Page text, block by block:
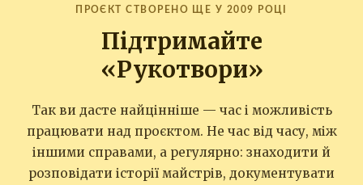
ПРОЄКТ СТВОРЕНО ЩЕ У 2009 РОЦІ
Підтримайте
«Рукотвори»
Так ви дасте найцінніше — час і можливість
працювати над проєктом. Не час від часу, між
іншими справами, а регулярно: знаходити й
розповідати історії майстрів, документувати